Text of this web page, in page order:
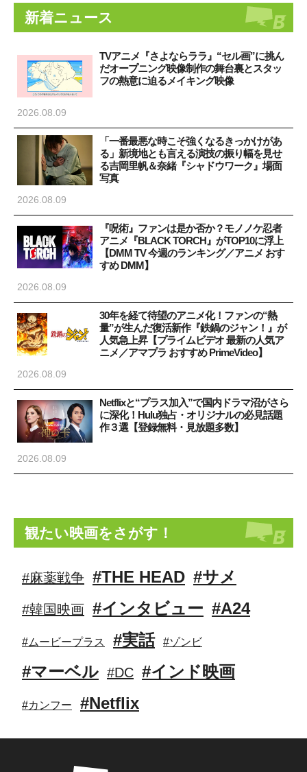
新着ニュース
TVアニメ『さよならララ』“セル画”に挑ん
だオープニング映像制作の舞台裏とスタッ
フの熱意に迫るメイキング映像
2026.08.09
「一番最悪な時こそ強くなるきっかけがあ
る」新境地とも言える演技の振り幅を見せ
る吉岡里帆＆奈緒『シャドウワーク』場面
写真
2026.08.09
『呪術』ファンは是か否か？モノノケ忍者
アニメ『BLACK TORCH』がTOP10に浮上
【DMM TV 今週のランキング／アニメ おす
すめ DMM】
2026.08.09
30年を経て待望のアニメ化！ファンの“熱
量”が生んだ復活新作『鉄鍋のジャン！』が
人気急上昇【プライムビデオ 最新の人気ア
ニメ／アマプラ おすすめ PrimeVideo】
2026.08.09
Netflixと“プラス加入”で国内ドラマ沼がさら
に深化！Hulu独占・オリジナルの必見話題
作３選【登録無料・見放題多数】
2026.08.09
観たい映画をさがす！
#麻薬戦争 #THE HEAD #サメ
#韓国映画 #インタビュー #A24
#ムービープラス #実話 #ゾンビ
#マーベル #DC #インド映画
#カンフー #Netflix